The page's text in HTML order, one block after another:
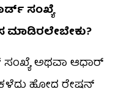
ಸಂಖ್ಯೆ
ಅಥವಾ ಆಧಾರ್
ಹೋದ ರೇಷನ್